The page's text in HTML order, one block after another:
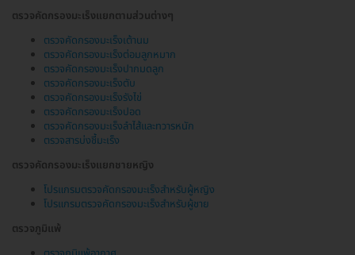
ตรวจคัดกรองมะเร็งแยกตามส่วนต่างๆ
ตรวจคัดกรองมะเร็งเต้านม
ตรวจคัดกรองมะเร็งต่อมลูกหมาก
ตรวจคัดกรองมะเร็งปากมดลูก
ตรวจคัดกรองมะเร็งตับ
ตรวจคัดกรองมะเร็งรังไข่
ตรวจคัดกรองมะเร็งปอด
ตรวจคัดกรองมะเร็งลำไส้และทวารหนัก
ตรวจสารบ่งชี้มะเร็ง
ตรวจคัดกรองมะเร็งแยกชายหญิง
โปรแกรมตรวจคัดกรองมะเร็งสำหรับผู้หญิง
โปรแกรมตรวจคัดกรองมะเร็งสำหรับผู้ชาย
ตรวจภูมิแพ้